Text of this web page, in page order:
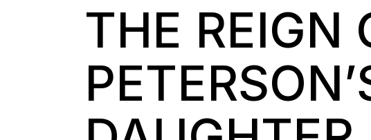
THE REIGN